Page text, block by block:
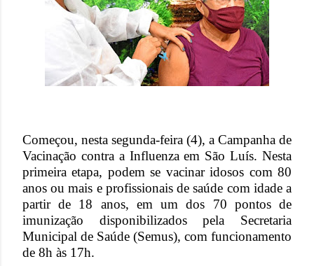
Começou, nesta segunda-feira (4), a Campanha de
Vacinação contra a Influenza em São Luís. Nesta
primeira etapa, podem se vacinar idosos com 80
anos ou mais e profissionais de saúde com idade a
partir de 18 anos, em um dos 70 pontos de
imunização disponibilizados pela Secretaria
Municipal de Saúde (Semus), com funcionamento
de 8h às 17h.